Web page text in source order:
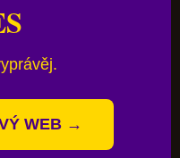
WEB →